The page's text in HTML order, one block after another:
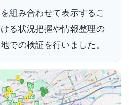
組み合わせて表示するこ
る状況把握や情報整理の
での検証を行いました。